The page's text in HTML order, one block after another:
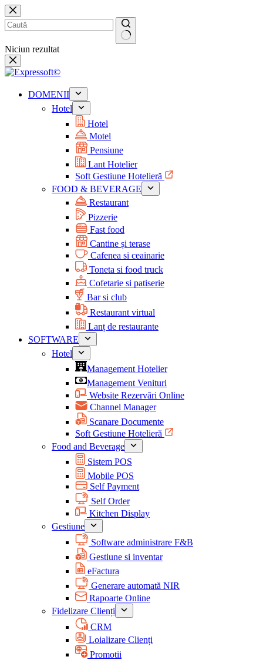
Niciun rezultat
DOMENII
Hotel
Hotel
Motel
Pensiune
Lant Hotelier
Soft Gestiune Hotelieră
FOOD & BEVERAGE
Restaurant
Pizzerie
Fast food
Cantine și terase
Cafenea si ceainarie
Toneta si food truck
Cofetarie si patiserie
Bar si club
Restaurant virtual
Lanț de restaurante
SOFTWARE
Hotel
Management Hotelier
Management Venituri
Website Rezervări Online
Channel Manager
Scanare Documente
Soft Gestiune Hotelieră
Food and Beverage
Sistem POS
Mobile POS
Self Payment
Self Order
Kitchen Display
Gestiune
Software administrare F&B
Gestiune si inventar
eFactura
Generare automată NIR
Rapoarte Online
Fidelizare Clienți
CRM
Loializare Clienți
Promotii